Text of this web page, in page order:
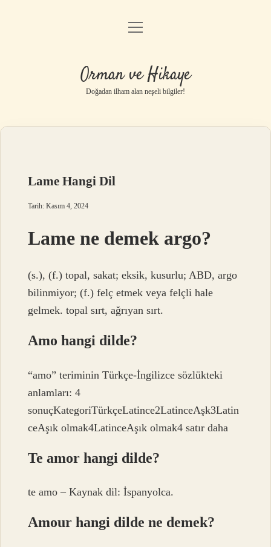
Anasayfa
Yasal Uyarı
menüyü
Orman ve Hikaye
Doğadan ilham alan neşeli bilgiler!
Lame Hangi Dil
Tarih: Kasım 4, 2024
Lame ne demek argo?
(s.), (f.) topal, sakat; eksik, kusurlu; ABD, argo
bilinmiyor; (f.) felç etmek veya felçli hale
gelmek. topal sırt, ağrıyan sırt.
Amo hangi dilde?
“amo” teriminin Türkçe-İngilizce sözlükteki
anlamları: 4
sonuçKategoriTürkçeLatince2LatinceAşk3Latin
ceAşık olmak4LatinceAşık olmak4 satır daha
Te amor hangi dilde?
te amo – Kaynak dil: İspanyolca.
Amour hangi dilde ne demek?